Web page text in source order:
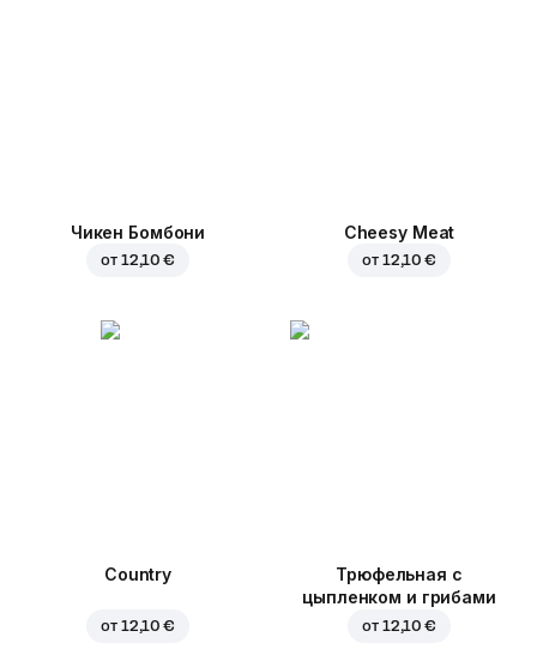
Чикен Бомбони
от 12,10 €
Cheesy Meat
от 12,10 €
Country
от 12,10 €
Трюфельная с
цыпленком и грибами
от 12,10 €